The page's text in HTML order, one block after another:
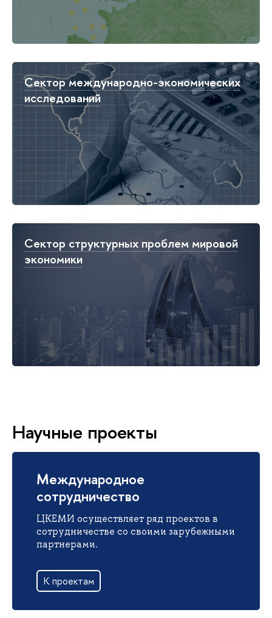
Сектор международно-экономических
исследований
Сектор структурных проблем мировой
экономики
Научные проекты
Международное
сотрудничество
ЦКЕМИ осуществляет ряд проектов в
сотрудничестве со своими зарубежными
партнерами.
К проектам